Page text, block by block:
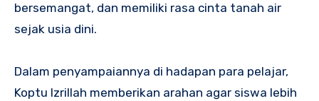
bersemangat, dan memiliki rasa cinta tanah air
sejak usia dini.
Dalam penyampaiannya di hadapan para pelajar,
Koptu Izrillah memberikan arahan agar siswa lebih